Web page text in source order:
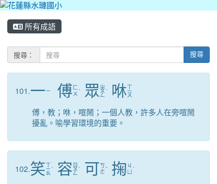
所有成語
搜尋： 搜尋
101.一ㄧ 傅 ㄈ
ㄨ ˋ 眾 ㄓ
ㄨ
ㄥ
ˋ 咻ㄒ
ㄧ
ㄡ
傅，教；咻，喧鬧；一個人教，許多人在旁喧鬧
擾亂。喻學習環境的重要。
102.笑ㄒ
ㄧ
ㄠ
ˋ 容 ㄖ
ㄨ
ㄥ
ˊ 可ㄎ
ㄜˇ 掬 ㄐ
ˊ